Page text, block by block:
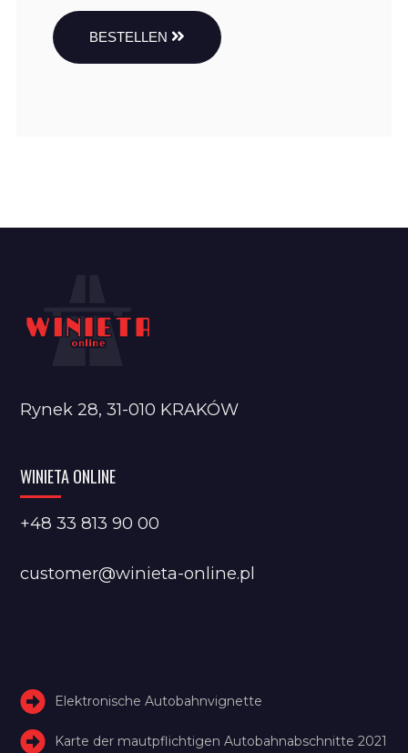
BESTELLEN
Rynek 28, 31-010 KRAKÓW
WINIETA ONLINE
+48 33 813 90 00
customer@winieta-online.pl
Elektronische Autobahnvignette
Karte der mautpflichtigen Autobahnabschnitte 2021